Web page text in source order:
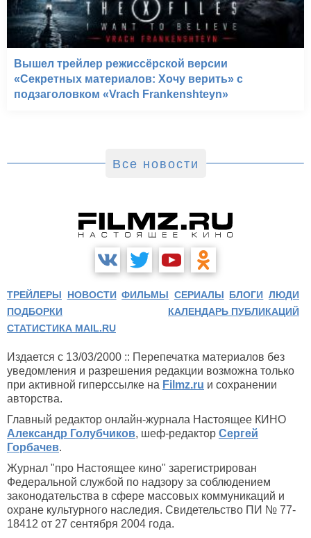
Вышел трейлер режиссёрской версии
«Секретных материалов: Хочу верить» с
подзаголовком «Vrach Frankenshteyn»
Все новости
ТРЕЙЛЕРЫ НОВОСТИ ФИЛЬМЫ СЕРИАЛЫ БЛОГИ ЛЮДИ
ПОДБОРКИ
КАЛЕНДАРЬ ПУБЛИКАЦИЙ
СТАТИСТИКА MAIL.RU
Издается с 13/03/2000 :: Перепечатка материалов без
уведомления и разрешения редакции возможна только
при активной гиперссылке на Filmz.ru и сохранении
авторства.
Главный редактор онлайн-журнала Настоящее КИНО
Александр Голубчиков, шеф-редактор Сергей
Горбачев.
Журнал "про Настоящее кино" зарегистрирован
Федеральной службой по надзору за соблюдением
законодательства в сфере массовых коммуникаций и
охране культурного наследия. Свидетельство ПИ № 77-
18412 от 27 сентября 2004 года.